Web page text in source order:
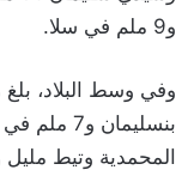
و9 ملم في سلا.
المحمدية وتيط